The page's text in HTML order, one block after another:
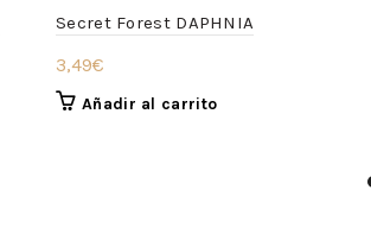
Secret Forest DAPHNIA
3,49€
Añadir al carrito